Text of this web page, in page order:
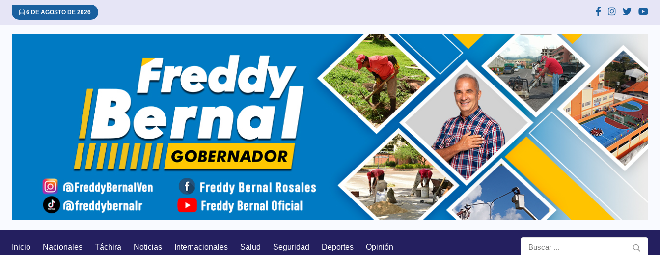
6 DE AGOSTO DE 2026
Inicio Nacionales Táchira Noticias Internacionales Salud Seguridad Deportes Opinión